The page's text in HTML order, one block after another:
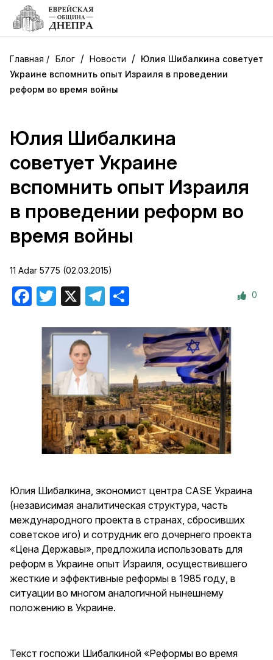
Блог / Новости / Юлия Шибалкина советует
Украине вспомнить опыт Израиля в проведении
реформ во время войны
Юлия Шибалкина
советует Украине
вспомнить опыт Израиля
в проведении реформ во
время войны
11 Adar 5775 (02.03.2015)
Facebook
Twitter Telegram 0
Юлия Шибалкина, экономист центра CASE Украина
(независимая аналитическая структура, часть
международного проекта в странах, сбросивших
советское иго) и сотрудник его дочернего проекта
«Цена Державы», предложила использовать для
реформ в Украине опыт Израиля, осуществившего
жесткие и эффективные реформы в 1985 году, в
ситуации во многом аналогичной нынешнему
положению в Украине.
Текст госпожи Шибалкиной «Реформы во время